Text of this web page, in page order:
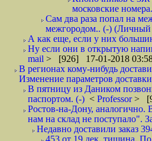
московские
Сам два раза попал на
межгородом.. (-)
А как еще, если у них
Ну если они в открытую
mail > [926] 17-01-2018
В регионах кому-нибудь
Изменение параметров
В пятницу из Даником
паспортом. (-) < Professor>
Ростов-на-Дону,
нам на склад не поступало".
Недавно доставили заказ
453 от 19 дек. тишина.